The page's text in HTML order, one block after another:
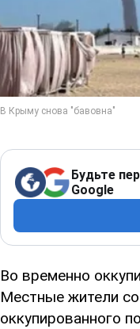
Будьте
Google
Во временно
Местные жители
оккупированного